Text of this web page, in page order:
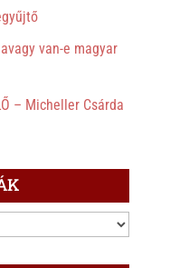
van-e magyar
– Micheller Csárda